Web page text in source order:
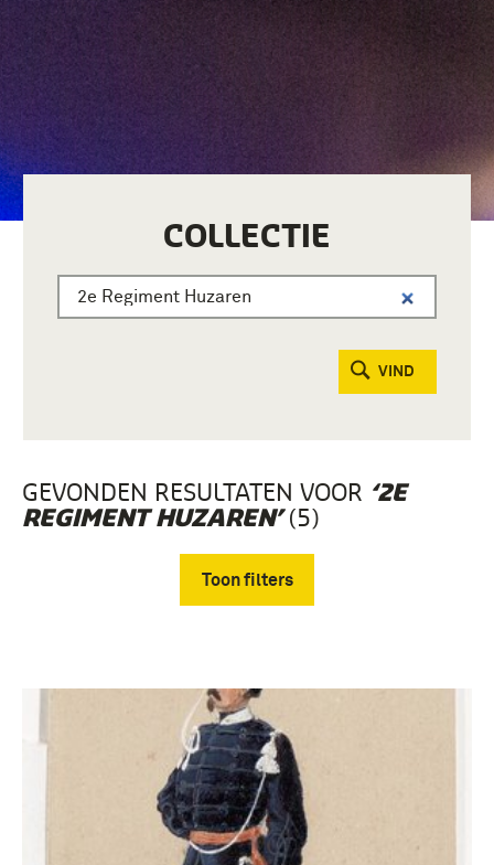
COLLECTIE
VIND
GEVONDEN RESULTATEN VOOR ‘2E
REGIMENT HUZAREN’(5)
Toon filters
4e Regiment Huzaren (1867-1881) (5)